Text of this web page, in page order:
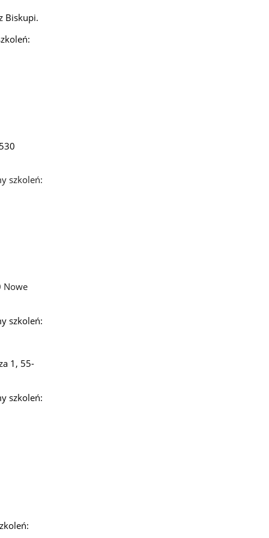
Biskupi.
szkoleń:
Nowe
szkoleń:
1, 55-
szkoleń: